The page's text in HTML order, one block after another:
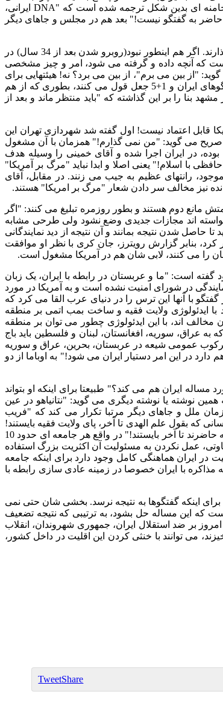
ای بدین شکل ترجمه شده است که "DNA
ایرانی،
حاضر به گفتگو نیست!" بعد هم در مجلس و جاهای دیگر
. اگر هم اینطور نبود(روبرو شدن بعد از34 سال) در
است که آنچه داده و گرفته می شود، امر و چیز مشخصی
: " از بین می برم"، از بین می برد؟ نه! هیئتهایی برای
ایران و 1+5
جعل قول می کنند، بطوری که از هم
بنا را بر این گذاشته که "باید منتظر ماند و بعد از
قابل اعتماد نیست! اول گفته شد شهردازی تهران این
صریح می گوید: "من نمی گذارم!"همزمان با آن مشغول
در ایران اجرا شده و آقای خمینی را وسیله هدف
با اسلام!" یعنی اصلا و ابدا نباید "مرگ بر آمریکا"
رانتهای عظیم به جیب می زنند.در مقابل، آقای
نیز مخالف سر دادن شعار "مرگ بر امریکا" هستند.
مانع دوم هستند و بطور روزمره تبلیغ می کنند: " اگر
خواسته اند مجازات جدیدی وضع نشود ولی طرحی مشابه
حاصل شدن نتیجه بمانند و آن نتیجه از دید نمایندگانی
کرد، بنابر گزارش رویترز، جان کری با نظر او موافقت
را می کنند، لابی شان هم در آمریکا مشغول است.
گفته است: "ما و عربستان در رابطه با ایران، یک زبان
در شورای امنیت نشده است و به آمریکا در مورد
با آنها این ترس را در دنیای عرب القا می کرد که
ایدئولوژی ولایت فقیه و ساخت بمب اتمی بر منطقه
مخالف اند، با این ایدئولوژی چطور می توان بر منطقه
عراق، سوریه، افغانستان، لبنان و فلسطین باید باج
عمومی شیعه در عربستان، بحرین، عراق و سوریه
دارد در این امر دستیار ایران می شود!" به اوباما از دو
مساله ایران هم می کند؟" طبیعتا برای اینکه او بتواند
همین نوشته یا نوشته دیگری می گوید: "نتانیاهو در عین
ملل و جاهای دیگر مرتبا تکرار می کند که "فریب
که بقول علم الهدی تا آخر، پای ولایت فقیه بایستند!
تا آخر بایستند!"در واقع هر جامعه ای حدود 10
عمل نکردن به مسئولیت آن اکثریت بزرگ استفاده
در ایران هماهنگی کامل وجود دارد برای اینکه جامعه
با ایران خصوصا در زمینه عادی سازی رابطه با
اینکه گفتگوها به نتیجه نرسد. بخشی شان حتی نمی
که این مساله حل بشود، به ترتیبی که نتیجه تضعیف
امروز بر ضد استقلال ایران، جمهوری شهروندان، انقلاب
می توانند با خنثی کردن این اقلیت در داخل کشور،
TweetShare